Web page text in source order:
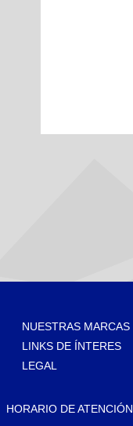
NUESTRAS MARCAS
LINKS DE ÍNTERES
LEGAL
HORARIO DE ATENCIÓN